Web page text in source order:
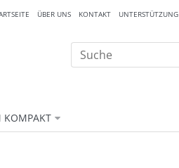
ÜBER UNS KONTAKT UNTERSTÜTZUNG
Suche
nach: